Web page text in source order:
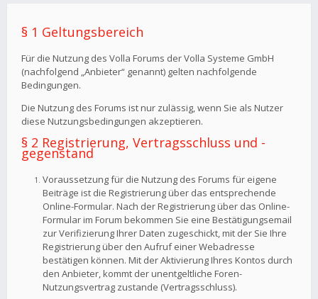
§ 1 Geltungsbereich
Für die Nutzung des Volla Forums der Volla Systeme GmbH
(nachfolgend „Anbieter“ genannt) gelten nachfolgende
Bedingungen.
Die Nutzung des Forums ist nur zulässig, wenn Sie als Nutzer
diese Nutzungsbedingungen akzeptieren.
§ 2 Registrierung, Vertragsschluss und -
gegenstand
Voraussetzung für die Nutzung des Forums für eigene
Beiträge ist die Registrierung über das entsprechende
Online-Formular. Nach der Registrierung über das Online-
Formular im Forum bekommen Sie eine Bestätigungsemail
zur Verifizierung Ihrer Daten zugeschickt, mit der Sie Ihre
Registrierung über den Aufruf einer Webadresse
bestätigen können. Mit der Aktivierung Ihres Kontos durch
den Anbieter, kommt der unentgeltliche Foren-
Nutzungsvertrag zustande (Vertragsschluss).